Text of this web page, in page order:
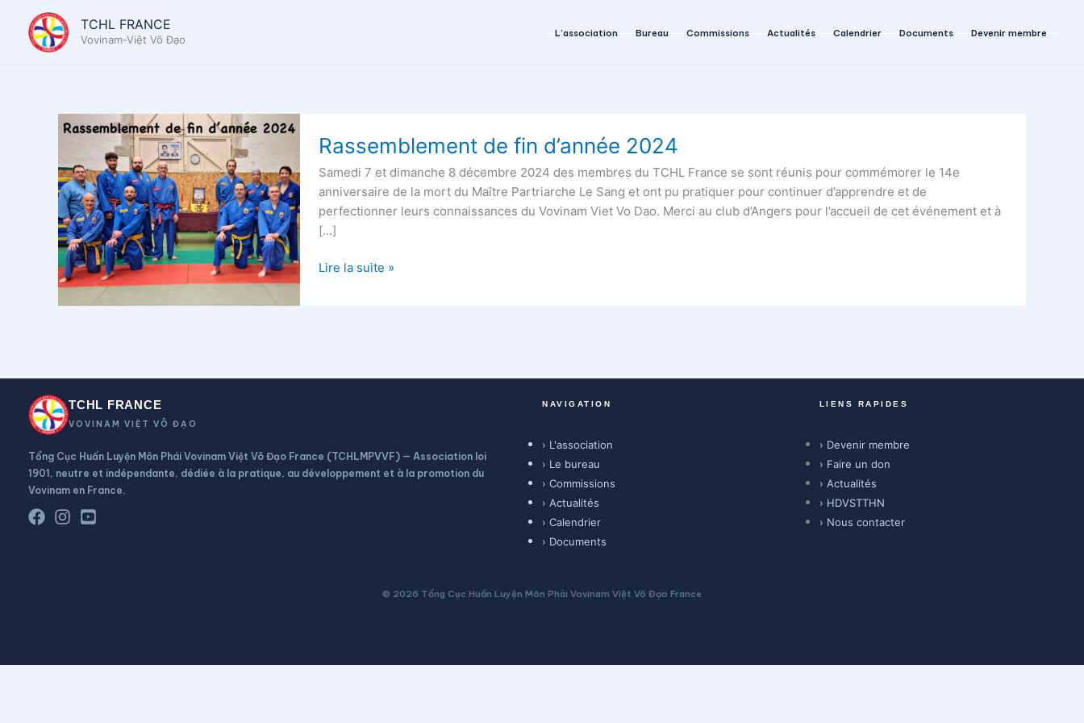
contenu
TCHL FRANCE
Vovinam-Việt Võ Đạo L’association Bureau Commissions Actualités Calendrier Documents Devenir membre
Rassemblement de fin d’année 2024
Samedi 7 et dimanche 8 décembre 2024 des membres du TCHL France se sont réunis pour commémorer le 14e
anniversaire de la mort du Maître Partriarche Le Sang et ont pu pratiquer pour continuer d’apprendre et de
perfectionner leurs connaissances du Vovinam Viet Vo Dao. Merci au club d’Angers pour l’accueil de cet événement et à
[…]
de
d’année
2024
Lire la suite »
TCHL FRANCE
VOVINAM VIỆT VÕ ĐẠO
Tổng Cục Huấn Luyện Môn Phái Vovinam Việt Võ Đạo France (TCHLMPVVF) — Association loi
1901, neutre et indépendante, dédiée à la pratique, au développement et à la promotion du
Vovinam en France.
NAVIGATION
› L'association
› Le bureau
› Commissions
› Actualités
› Calendrier
› Documents
LIENS RAPIDES
› Devenir membre
› Faire un don
› Actualités
› HDVSTTHN
› Nous contacter
© 2026 Tổng Cục Huấn Luyện Môn Phái Vovinam Việt Võ Đạo France